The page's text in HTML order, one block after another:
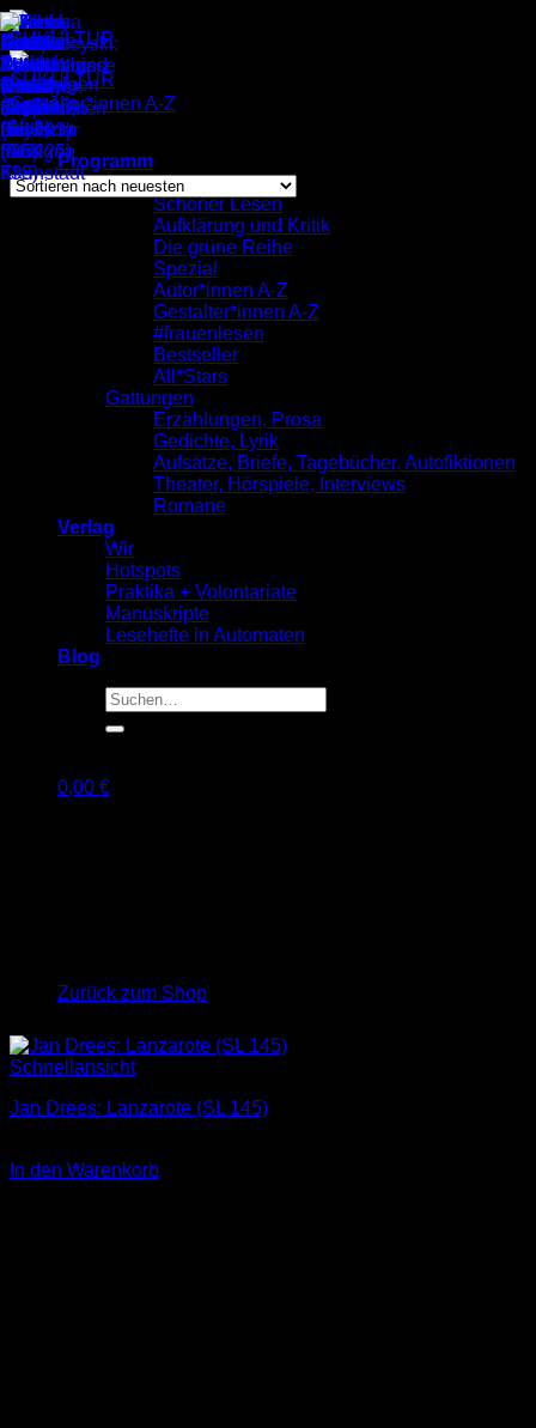
Zum
Inhalt
springen
Programm
komplett
Schöner Lesen
Aufklärung und Kritik
Die grüne Reihe
Spezial
Autor*innen A-Z
Gestalter*innen A-Z
#frauenlesen
Bestseller
All*Stars
Gattungen
Erzählungen, Prosa
Gedichte, Lyrik
Aufsätze, Briefe, Tagebücher, Autofiktionen
Theater, Hörspiele, Interviews
Romane
Verlag
Wir
Hotspots
Praktika + Volontariate
Manuskripte
Lesehefte in Automaten
Blog
Suche
nach:
0,00 €
Zurück zum Shop
Gestalter*innen A-Z
Alle 2 Ergebnisse werden angezeigt
Schnellansicht
Jan Drees: Lanzarote (SL 145)
In den Warenkorb